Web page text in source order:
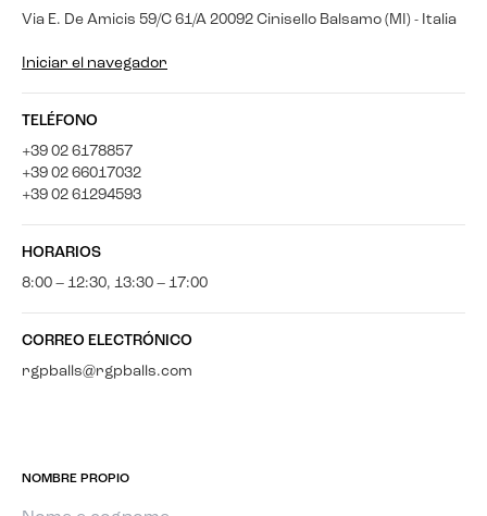
Via E. De Amicis 59/C 61/A 20092 Cinisello Balsamo (MI) - Italia
Iniciar el navegador
TELÉFONO
+39 02 6178857
+39 02 66017032
+39 02 61294593
HORARIOS
8:00 – 12:30, 13:30 – 17:00
CORREO ELECTRÓNICO
rgpballs@rgpballs.com
NOMBRE PROPIO